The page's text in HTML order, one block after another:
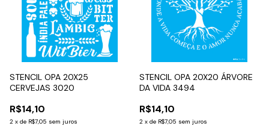
STENCIL OPA 20X25
CERVEJAS 3020
R$14,10
2 x de R$7,05 sem juros
STENCIL OPA 20X20 ÁRVORE
DA VIDA 3494
R$14,10
2 x de R$7,05 sem juros